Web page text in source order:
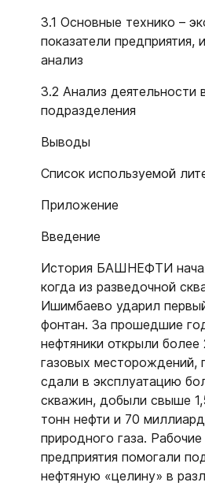
3.1 Основные технико –
показатели предприятия,
анализ
3.2 Анализ деятельности
подразделения
Выводы
Список используемой
Приложение
Введение
История БАШНЕФТИ
когда из разведочной
Ишимбаево ударил
фонтан. За прошедшие
нефтяники открыли
газовых месторождений,
сдали в эксплуатацию
скважин, добыли свыше
тонн нефти и 70
природного газа.
предприятия помогали
нефтяную «целину» в